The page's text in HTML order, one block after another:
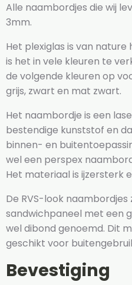
Alle naambordjes die wij
3mm.
Het plexiglas is van
is het in vele kleuren te
de volgende kleuren op
grijs, zwart en mat zwart.
Het naambordje is een
bestendige kunststof en
binnen- en
wel een perspex
Het materiaal is ijzersterk
De RVS-look
sandwichpaneel met een
wel dibond genoemd. Dit
geschikt voor
Bevestiging